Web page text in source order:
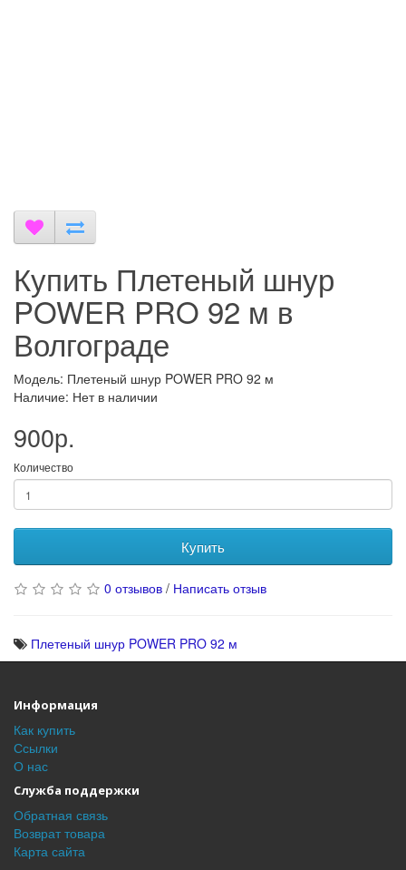
Купить Плетеный шнур
POWER PRO 92 м в
Волгограде
Модель: Плетеный шнур POWER PRO 92 м
Наличие: Нет в наличии
900р.
Количество
Купить
0 отзывов / Написать отзыв
Плетеный шнур POWER PRO 92 м
Информация
Как купить
Ссылки
О нас
Служба поддержки
Обратная связь
Возврат товара
Карта сайта